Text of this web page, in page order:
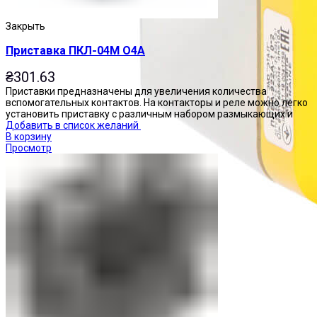
Закрыть
Приставка ПКЛ-04М О4А
₴301.63
Приставки предназначены для увеличения количества
вспомогательных контактов. На контакторы и реле можно легко
установить приставку с различным набором размыкающих и
Добавить в список желаний
В корзину
Просмотр